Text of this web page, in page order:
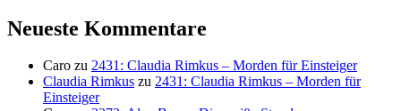
Neueste Kommentare
Caro zu 2431: Claudia Rimkus – Morden für Einsteiger
Claudia Rimkus zu 2431: Claudia Rimkus – Morden für
Einsteiger